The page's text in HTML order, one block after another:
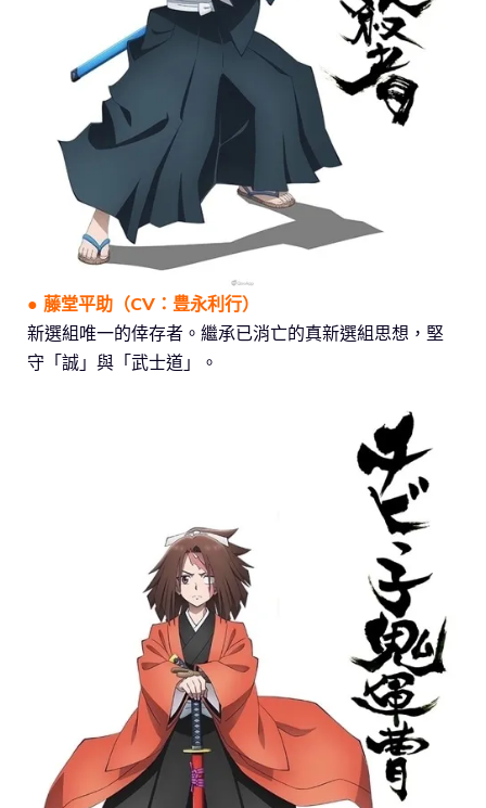
● 藤堂平助（CV：豊永利行）
新選組唯一的倖存者。繼承已消亡的真新選組思想，堅
守「誠」與「武士道」。